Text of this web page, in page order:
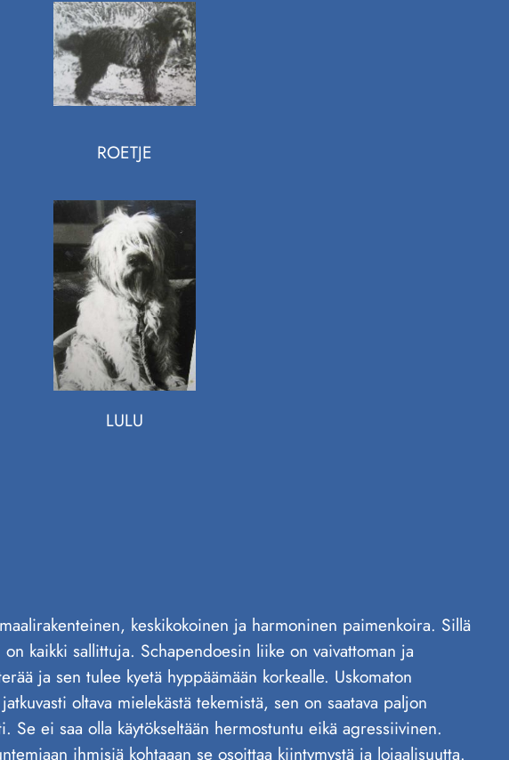
ROETJE
LULU
keskikokoinen ja harmoninen paimenkoira. Sillä
kaikki sallittuja. Schapendoesin liike on vaivattoman ja
ja sen tulee kyetä hyppäämään korkealle. Uskomaton
oltava mielekästä tekemistä, sen on saatava paljon
ei saa olla käytökseltään hermostuntu eikä agressiivinen.
ihmisiä kohtaaan se osoittaa kiintymystä ja lojaalisuutta.